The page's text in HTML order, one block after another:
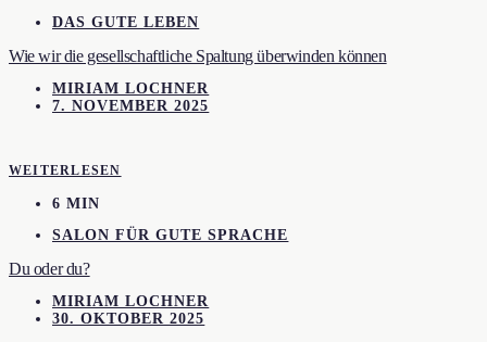
DAS GUTE LEBEN
Wie wir die gesellschaftliche Spaltung überwinden können
MIRIAM LOCHNER
7. NOVEMBER 2025
WEITERLESEN
6 MIN
SALON FÜR GUTE SPRACHE
Du oder du?
MIRIAM LOCHNER
30. OKTOBER 2025